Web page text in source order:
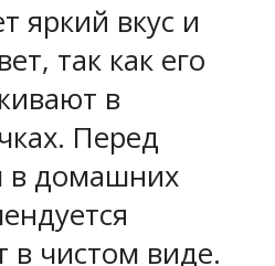
яркий вкус и
так как его
в
Перед
в домашних
в чистом виде.